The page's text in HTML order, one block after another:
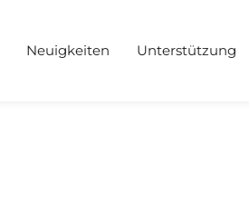
Neuigkeiten Unterstützung